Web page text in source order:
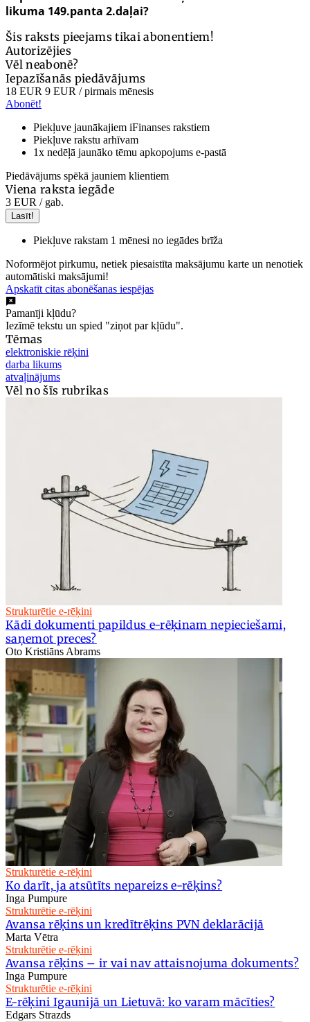
likuma 149.panta 2.daļai?
Šis raksts pieejams tikai abonentiem!
Autorizējies
Vēl neabonē?
Iepazīšanās piedāvājums
18 EUR 9 EUR / pirmais mēnesis
Abonēt!
Piekļuve jaunākajiem iFinanses rakstiem
Piekļuve rakstu arhīvam
1x nedēļā jaunāko tēmu apkopojums e-pastā
Piedāvājums spēkā jauniem klientiem
Viena raksta iegāde
3 EUR / gab.
Lasīt!
Piekļuve rakstam 1 mēnesi no iegādes brīža
Noformējot pirkumu, netiek piesaistīta maksājumu karte un nenotiek
automātiski maksājumi!
Apskatīt citas abonēšanas iespējas
Pamanīji kļūdu?
Iezīmē tekstu un spied "ziņot par kļūdu".
Tēmas
elektroniskie rēķini
darba likums
atvaļinājums
Vēl no šīs rubrikas
Strukturētie e-rēķini
Kādi dokumenti papildus e-rēķinam nepieciešami,
saņemot preces?
Oto Kristiāns Abrams
Strukturētie e-rēķini
Ko darīt, ja atsūtīts nepareizs e-rēķins?
Inga Pumpure
Strukturētie e-rēķini
Avansa rēķins un kredītrēķins PVN deklarācijā
Marta Vētra
Strukturētie e-rēķini
Avansa rēķins – ir vai nav attaisnojuma dokuments?
Inga Pumpure
Strukturētie e-rēķini
E-rēķini Igaunijā un Lietuvā: ko varam mācīties?
Edgars Strazds